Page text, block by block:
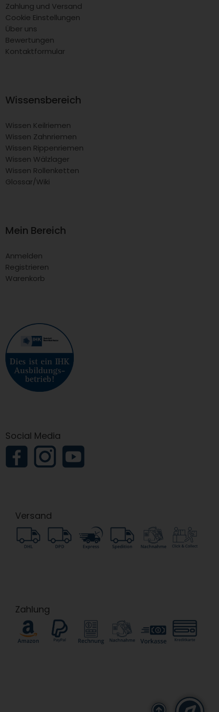
Zahlung und Versand
Cookie Einstellungen
Über uns
Bewertungen
Kontaktformular
Wissensbereich
Wissen Keilriemen
Wissen Zahnriemen
Wissen Rippenriemen
Wissen Wälzlager
Wissen Rollenketten
Glossar/Wiki
Mein Bereich
Anmelden
Registrieren
Warenkorb
Social Media
Versand
Zahlung